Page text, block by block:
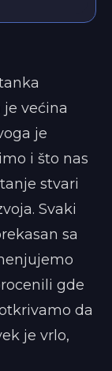
većina
je
i što nas
stvari
Svaki
sa
gde
da
je vrlo,